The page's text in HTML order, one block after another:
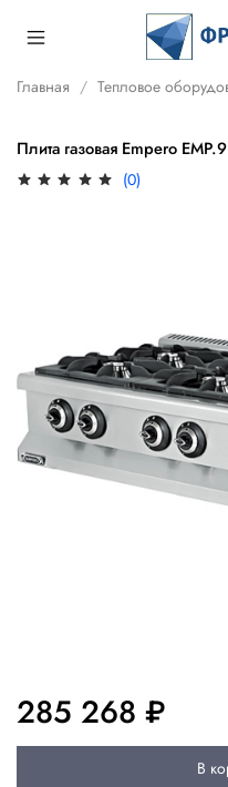
Главная Тепловое
Плита газовая Empero
(0)
285 268 ₽
В